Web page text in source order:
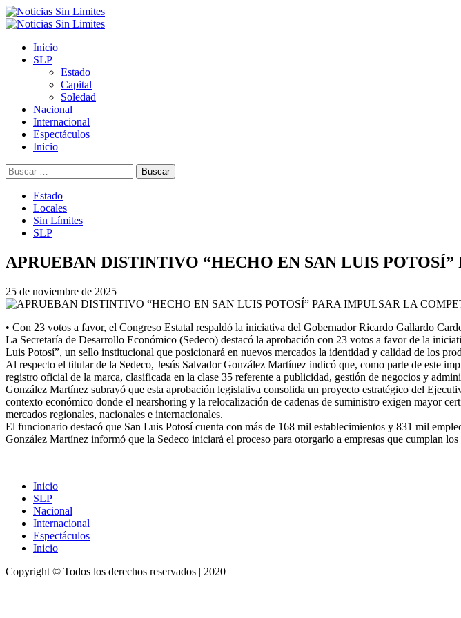
Saltar
al
Menú
Inicio
SLP
Estado
Capital
Soledad
Nacional
Internacional
Espectáculos
Inicio
Buscar:
Estado
Locales
Sin Límites
SLP
APRUEBAN DISTINTIVO “HECHO EN SAN LUIS
25 de noviembre de 2025
• Con 23 votos a favor, el Congreso Estatal respaldó la iniciativa del Gobernador Ricardo Gallardo
La Secretaría de Desarrollo Económico (Sedeco) destacó la aprobación con 23 votos a favor de la
Luis Potosí”, un sello institucional que posicionará en nuevos mercados la identidad y calidad de los
Al respecto el titular de la Sedeco, Jesús Salvador González Martínez indicó que, como parte de este
registro oficial de la marca, clasificada en la clase 35 referente a publicidad, gestión de negocios y
González Martínez subrayó que esta aprobación legislativa consolida un proyecto estratégico del
contexto económico donde el nearshoring y la relocalización de cadenas de suministro exigen mayor
mercados regionales, nacionales e internacionales.
El funcionario destacó que San Luis Potosí cuenta con más de 168 mil establecimientos y 831 mil
González Martínez informó que la Sedeco iniciará el proceso para otorgarlo a empresas que cumplan
Inicio
SLP
Nacional
Internacional
Espectáculos
Inicio
Copyright © Todos los derechos reservados | 2020